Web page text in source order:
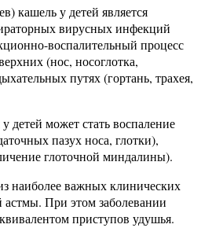
кашель у детей является
вирусных инфекций
воспалительный процесс
(нос, носоглотка,
путях (гортань, трахея,
детей может стать воспаление
пазух носа, глотки),
глоточной миндалины).
наиболее важных клинических
астмы. При этом заболевании
приступов удушья.